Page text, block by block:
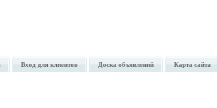
Вход для клиентов Доска объявлений Карта сайта